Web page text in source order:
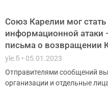
Союз Карелии мог
информационной атаки
письма о возвращении
yle.fi
05.01.2023
Отправителями сообщений
организации и отдельные